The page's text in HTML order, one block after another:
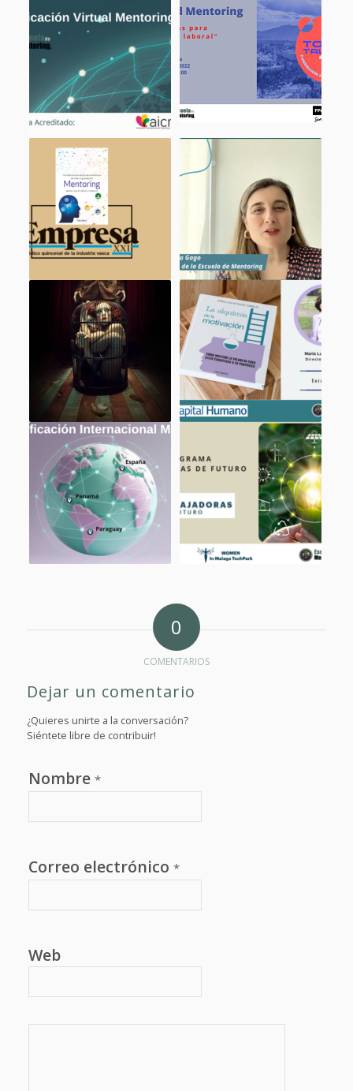
0
COMENTARIOS
Dejar un comentario
¿Quieres unirte a la conversación?
Siéntete libre de contribuir!
Nombre *
Correo electrónico *
Web